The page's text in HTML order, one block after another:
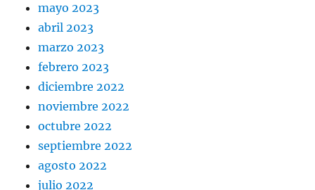
mayo 2023
abril 2023
marzo 2023
febrero 2023
diciembre 2022
noviembre 2022
octubre 2022
septiembre 2022
agosto 2022
julio 2022